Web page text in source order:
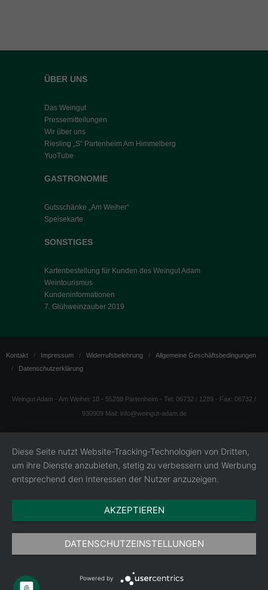
ÜBER UNS
Das Weingut
Pressemitteilungen
Wir über uns
Riesling „S“ Partenheim Am Himmelberg
YuoTube
GASTRONOMIE
Gutsschänke „Am Weiher“
Speisekarte
SONSTIGES
Kartenbestellung für Kunden des Weingut Adam
Weintourismus
Kundeninformationen
7. Glühweinzauber 2019
Kontakt Impressum Widerrufsbelehrung
Allgemeine Geschäftsbedingungen
Datenschutzerklärung
Weingut Adam - Am Weiher 18 - 55288 Partenheim - Tel: 06732 / 1289 - Fax: 06732 /
930909 Mail: info@weingut-adam.de
Diese Seite nutzt Website-Tracking-Technologien von Dritten,
um ihre Dienste anzubieten, stetig zu verbessern und Werbung
entsprechend den Interessen der Nutzer anzuzeigen.
AKZEPTIEREN
DATENSCHUTZEINSTELLUNGEN
Powered by